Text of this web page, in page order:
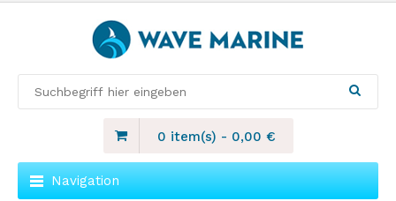
0 item(s) - 0,00 €
Navigation